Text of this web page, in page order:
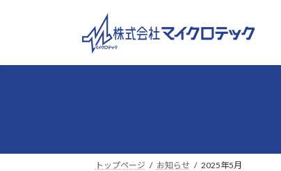
プ
動
トップページ お知らせ 2025年5月